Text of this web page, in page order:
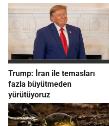
Trump: İran ile temasları
fazla büyütmeden
yürütüyoruz